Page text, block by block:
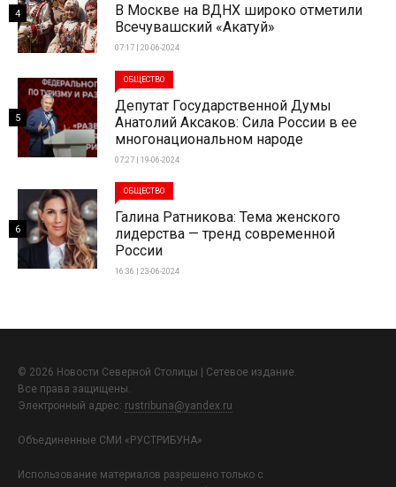
В Москве на ВДНХ широко отметили
Всечувашский «Акатуй»
07:17 | 20-06-2024
4
ОБЩЕСТВО
Депутат Государственной Думы
Анатолий Аксаков: Сила России в ее
многонациональном народе
07:27 | 19-06-2024
5
ОБЩЕСТВО
Галина Ратникова: Тема женского
лидерства — тренд современной
России
16:36 | 23-06-2024
6
© 2026 Новости Северной Столицы | Сетевое издание.
Все права защищены.
Электронный адрес: rustribuna@yandex.ru
Объединенные СМИ «РУСТРИБУНА»
Использование материалов разрешено только с